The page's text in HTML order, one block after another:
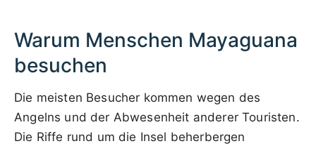
Warum Menschen Mayaguana
besuchen
Die meisten Besucher kommen wegen des
Angelns und der Abwesenheit anderer Touristen.
Die Riffe rund um die Insel beherbergen